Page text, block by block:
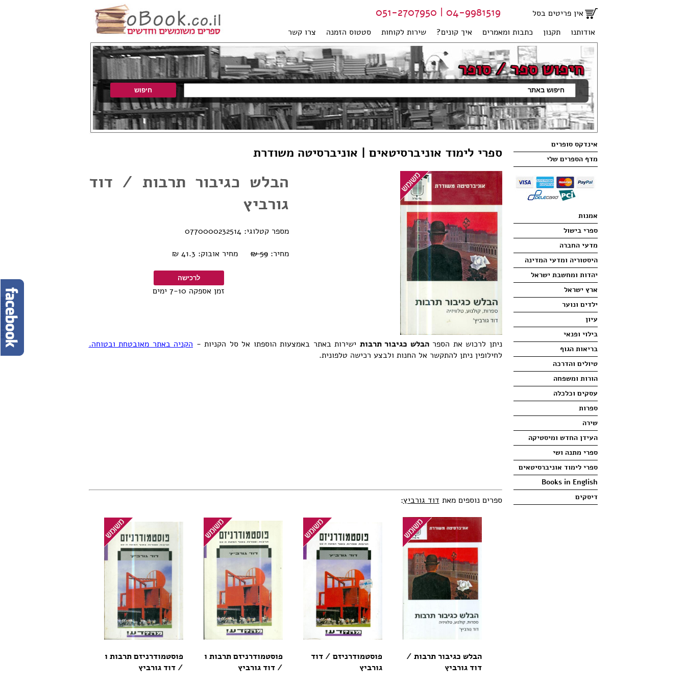
אין פריטים בסל
אודותנו
תקנון כתבות ומאמרים איך קונים? שירות לקוחות סטטוס הזמנה צרו קשר
04-9981519 | 051-2707950
אינדקס סופרים
מדף הספרים שלי
אמנות
ספרי בישול
מדעי החברה
היסטוריה ומדעי המדינה
יהדות ומחשבת ישראל
ארץ ישראל
ילדים ונוער
עיון
בילוי ופנאי
בריאות הגוף
טיולים והדרכה
הורות ומשפחה
עסקים וכלכלה
ספרות
שירה
העידן החדש ומיסטיקה
ספרי מתנה ושי
ספרי לימוד אוניברסיטאים
Books in English
דיסקים
ספרי לימוד אוניברסיטאים | אוניברסיטה משודרת
הבלש כגיבור תרבות / דוד
גורביץ
מספר קטלוגי: 0770000232514
מחיר:59 ₪ מחיר אובוק: 41.3 ₪
זמן אספקה 7-10 ימים
ניתן לרכוש את הספרהבלש כגיבור תרבות ישירות באתר באמצעות הוספתו אל סל הקניות - הקניה באתר מאובטחת ובטוחה.
לחילופין ניתן להתקשר אל החנות ולבצע רכישה טלפונית.
ספרים נוספים מאת דוד גורביץ:
הבלש כגיבור תרבות /
דוד גורביץ
פוסטמודרניזם / דוד
גורביץ
פוסטמודרניזם תרבות ו
/ דוד גורביץ
פוסטמודרניזם תרבות ו
/ דוד גורביץ